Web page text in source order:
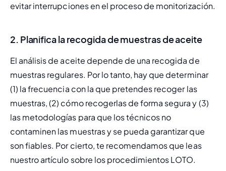
evitar interrupciones en el proceso de monitorización.
2. Planifica la recogida de muestras de aceite
El análisis de aceite depende de una recogida de
muestras regulares. Por lo tanto, hay que determinar
(1) la frecuencia con la que pretendes recoger las
muestras, (2) cómo recogerlas de forma segura y (3)
las metodologías para que los técnicos no
contaminen las muestras y se pueda garantizar que
son fiables. Por cierto, te recomendamos que leas
nuestro artículo sobre los procedimientos LOTO.